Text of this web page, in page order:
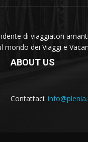
di viaggiatori
dei Viaggi e
ABOUT US
Contattaci: